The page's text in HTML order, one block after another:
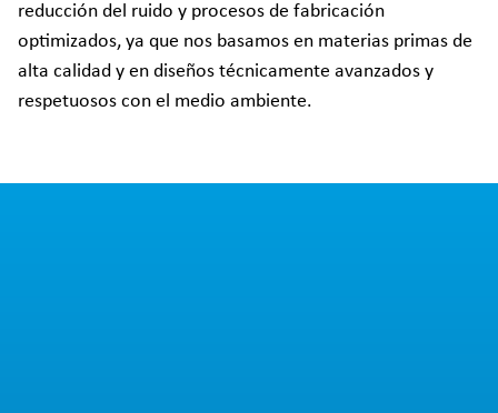
reducción del ruido y procesos de fabricación
optimizados, ya que nos basamos en materias primas de
alta calidad y en diseños técnicamente avanzados y
respetuosos con el medio ambiente.